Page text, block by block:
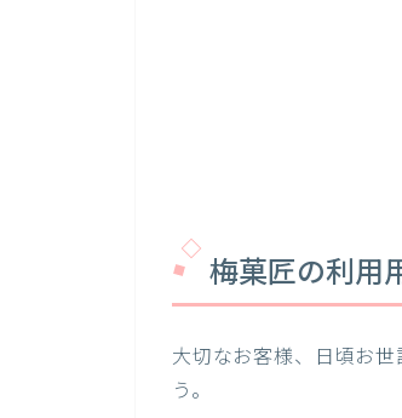
梅菓匠の利用
大切なお客様、日頃お
う。